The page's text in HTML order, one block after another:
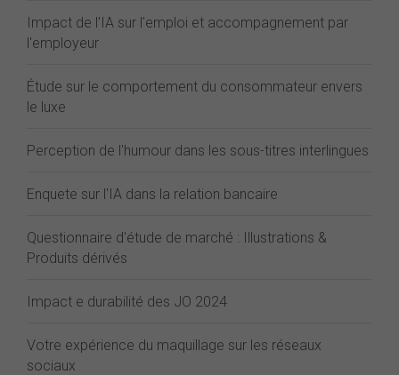
Impact de l'IA sur l'emploi et accompagnement par
l'employeur
Étude sur le comportement du consommateur envers
le luxe
Perception de l'humour dans les sous-titres interlingues
Enquete sur l'IA dans la relation bancaire
Questionnaire d'étude de marché : Illustrations &
Produits dérivés
Impact e durabilité des JO 2024
Votre expérience du maquillage sur les réseaux
sociaux